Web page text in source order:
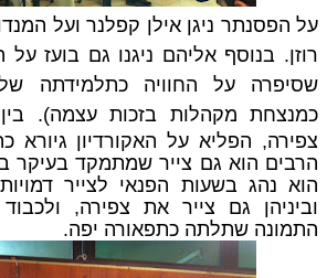
על הפסנתר ניגן אילן קפלנר ועל
רוזן. בנוסף אליהם ניגנו גם בועז על
שסיפרה על החוויה כתלמידתה
כמנצחת מקהלות בזכות עצמה).
צפירה, הפליא על האקורדיון גיורא
הרבים הוא גם צייר שמתמקד בעיקר
הוא נהג בשעות הפנאי לצייר
וביניהן גם צייר את צפירה,
התמונה שתלתה כתפאורה יפה.